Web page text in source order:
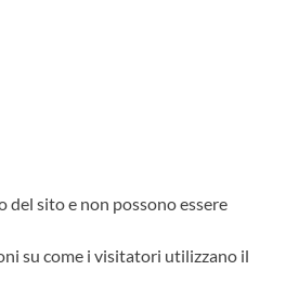
sito e non possono essere
su come i visitatori utilizzano il